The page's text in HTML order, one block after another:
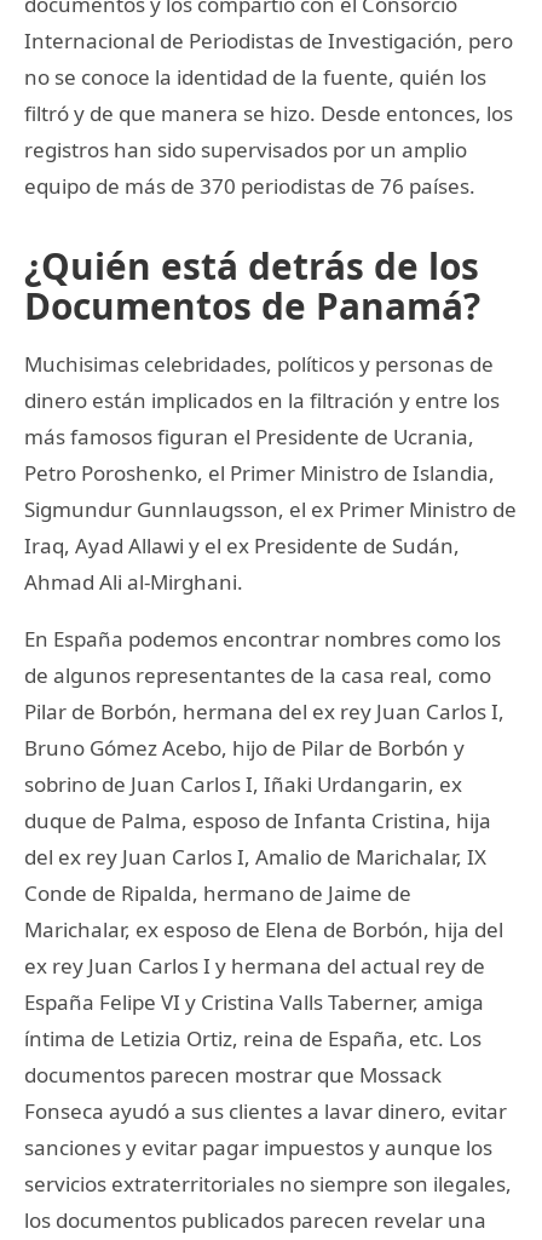
Internacional de Periodistas de Investigación, pero
no se conoce la identidad de la fuente, quién los
filtró y de que manera se hizo. Desde entonces, los
registros han sido supervisados por un amplio
equipo de más de 370 periodistas de 76 países.
¿Quién está detrás de los
Documentos de Panamá?
Muchisimas celebridades, políticos y personas de
dinero están implicados en la filtración y entre los
más famosos figuran el Presidente de Ucrania,
Petro Poroshenko, el Primer Ministro de Islandia,
Sigmundur Gunnlaugsson, el ex Primer Ministro de
Iraq, Ayad Allawi y el ex Presidente de Sudán,
Ahmad Ali al-Mirghani.
En España podemos encontrar nombres como los
de algunos representantes de la casa real, como
Pilar de Borbón, hermana del ex rey Juan Carlos I,
Bruno Gómez Acebo, hijo de Pilar de Borbón y
sobrino de Juan Carlos I, Iñaki Urdangarin, ex
duque de Palma, esposo de Infanta Cristina, hija
del ex rey Juan Carlos I, Amalio de Marichalar, IX
Conde de Ripalda, hermano de Jaime de
Marichalar, ex esposo de Elena de Borbón, hija del
ex rey Juan Carlos I y hermana del actual rey de
España Felipe VI y Cristina Valls Taberner, amiga
íntima de Letizia Ortiz, reina de España, etc. Los
documentos parecen mostrar que Mossack
Fonseca ayudó a sus clientes a lavar dinero, evitar
sanciones y evitar pagar impuestos y aunque los
servicios extraterritoriales no siempre son ilegales,
los documentos publicados parecen revelar una